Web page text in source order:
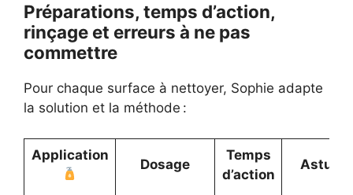
Préparations, temps d’action,
rinçage et erreurs à ne pas
commettre
Pour chaque surface à nettoyer, Sophie adapte
la solution et la méthode :
Application
Dosage
Temps
d’action
Astuce